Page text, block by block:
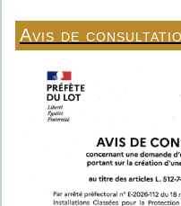
Avis de